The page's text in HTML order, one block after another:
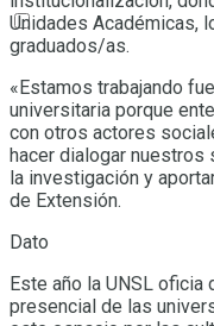
Unidades Académicas,
graduados/as.
«Estamos trabajando
universitaria porque
con otros actores
hacer dialogar
la investigación y
de Extensión.
Dato
Este año la UNSL
presencial de las